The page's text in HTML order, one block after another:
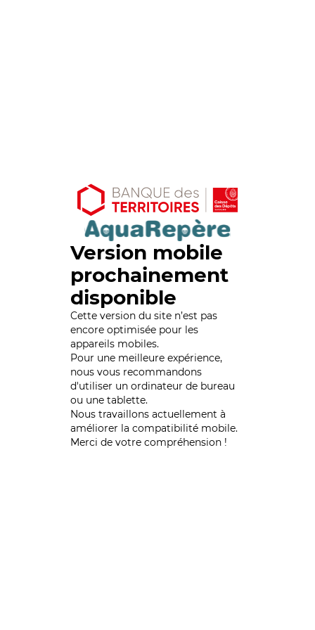
Version mobile
prochainement
disponible
Cette version du site n’est pas
encore optimisée pour les
appareils mobiles.
Pour une meilleure expérience,
nous vous recommandons
d'utiliser un ordinateur de bureau
ou une tablette.
Nous travaillons actuellement à
améliorer la compatibilité mobile.
Merci de votre compréhension !